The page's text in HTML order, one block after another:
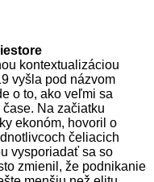
kontextualizáciou
vyšla pod názvom
o to, ako veľmi sa
Na začiatku
ekonóm, hovoril o
čeliacich
vysporiadať sa so
zmienil, že podnikanie